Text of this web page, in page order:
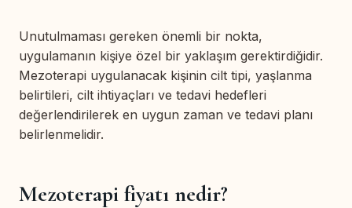
Unutulmaması gereken önemli bir nokta,
uygulamanın kişiye özel bir yaklaşım gerektirdiğidir.
Mezoterapi uygulanacak kişinin cilt tipi, yaşlanma
belirtileri, cilt ihtiyaçları ve tedavi hedefleri
değerlendirilerek en uygun zaman ve tedavi planı
belirlenmelidir.
Mezoterapi fiyatı nedir?